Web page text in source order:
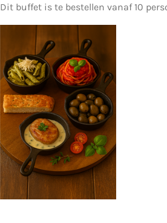
Dit buffet is te bestellen vanaf 10